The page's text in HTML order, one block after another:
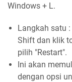
Windows + L.
Langkah satu
Shift dan klik
pilih "Restart".
Ini akan
dengan opsi